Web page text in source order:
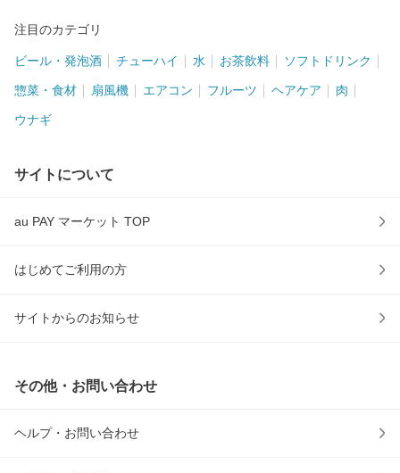
注目のカテゴリ
ビール・発泡酒 チューハイ 水 お茶飲料 ソフトドリンク
惣菜・食材 扇風機 エアコン フルーツ ヘアケア 肉
ウナギ
サイトについて
au PAY マーケット TOP
はじめてご利用の方
サイトからのお知らせ
その他・お問い合わせ
ヘルプ・お問い合わせ